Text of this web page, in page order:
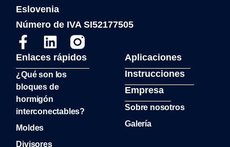
Eslovenia
Número de IVA SI52177505
Enlaces rápidos
¿Qué son los
bloques de
hormigón
interconectables?
Moldes
Divisores
Aplicaciones
Instrucciones
Empresa
Sobre nosotros
Galería